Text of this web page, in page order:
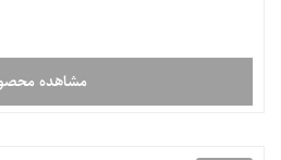
مشاهده